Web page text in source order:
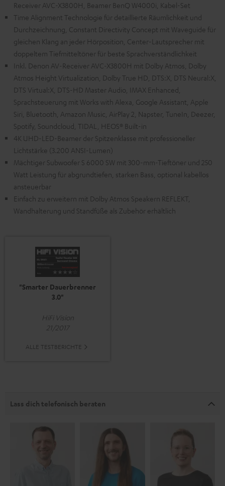
Receiver AVC-X3800H, Beamer BenQ W4000i, Kabel-Set
Time Alignment Technologie für detaillierte Räumlichkeit und
Durchzeichnung, Constant Directivity Concept mit Waveguide für
gleichen Klang an jeder Hörposition, Center-Lautsprecher mit
doppeltem Tiefmitteltöner für beste Sprachverständlichkeit
Inkl. Denon AV-Receiver AVC-X3800H mit Dolby Atmos, Dolby
Atmos Height Virtualization, Dolby True HD, DTS:X, DTS Neural:X,
DTS Virtual:X, DTS-HD Master Audio, IMAX Enhanced,
Sprachsteuerung mit Works with Alexa, Google Assistant, Apple
Siri, Bluetooth, Amazon Music, AirPlay 2, Napster, TuneIn, Deezer,
Spotify, Soundcloud, TIDAL, HEOS® Built-in
4K UHD-LED-Beamer der Spitzenklasse mit professioneller
Lichtstärke (3.200 ANSI-Lumen)
Mächtiger Subwoofer S 6000 SW mit 300-mm-Tieftöner und 250
Watt Leistung für abgrundtiefen, starken Bass, optional kabellos
ansteuerbar
Einfach zu erweitern mit Dolby Atmos Speakern REFLEKT,
Wandhalterung und Standfüße als Zubehör erhältlich
"Smarter Dauerbrenner
3.0"
HiFi Vision
21/2017
ALLE TESTBERICHTE
Lass dich telefonisch beraten